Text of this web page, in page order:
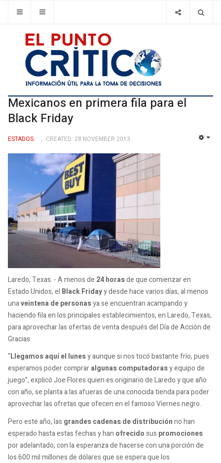
Mexicanos en primera fila para el
Black Friday
ESTADOS CREATED: 28 NOVEMBER 2013
Laredo, Texas. - A menos de 24 horasde que comienzar en
Estado Unidos, el Black Fridayy desde hace varios días, al menos
unaveintena de personasya se encuentran acampando y
haciendo fila en los principales establecimientos, en Laredo, Texas,
para aprovechar las ofertas de venta después del Día de Acción de
Gracias.
“Llegamos aquí el lunesy aunque si nos tocó bastante frío, pues
esperamos poder compraralgunas computadorasy equipo de
juego”, explicó Joe Flores quien es originario de Laredo y que año
con año, se planta a las afueras de una conocida tienda para poder
aprovechar las ofretas que ofecen en el famoso Viernes negro.
Pero este año, las grandes cadenas de distribuciónno han
esperado hasta estas fechas y han ofrecidosus promociones
por adelantado, con la esperanza de hacerse con una porción de
los 600 mil millones de dólares que se espera que los